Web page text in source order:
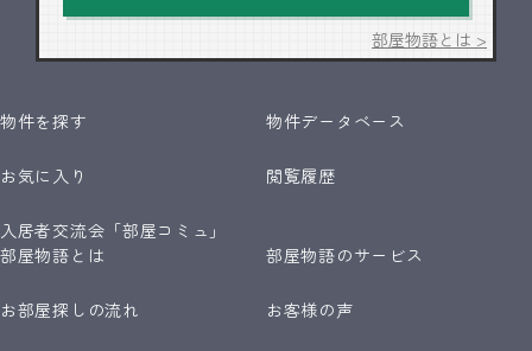
部屋物語とは >
物件を探す 物件データベース
お気に入り 閲覧履歴
入居者交流会「部屋コミュ」
部屋物語とは
部屋物語のサービス
お部屋探しの流れ お客様の声